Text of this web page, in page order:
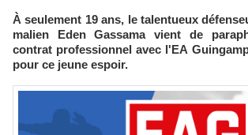
À seulement 19 ans, le talentueux
malien Eden Gassama vient de
contrat professionnel avec l'EA
pour ce jeune espoir.